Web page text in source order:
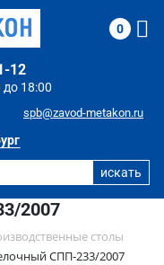
18:00
12
spb@zavod-metakon.ru
0
2007
столы
СПП-233/2007